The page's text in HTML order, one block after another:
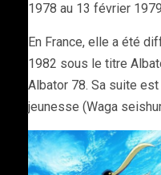
1978 au 13 février
En France, elle a été
1982 sous le titre
Albator 78. Sa suite est
jeunesse (Waga